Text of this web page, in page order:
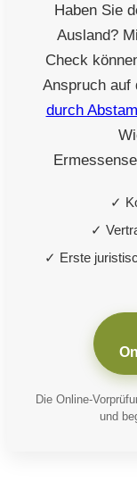
Haben Sie
Ausland?
Check
Anspruch auf
durch
✓
✓
✓ Erste
Die Online-
und